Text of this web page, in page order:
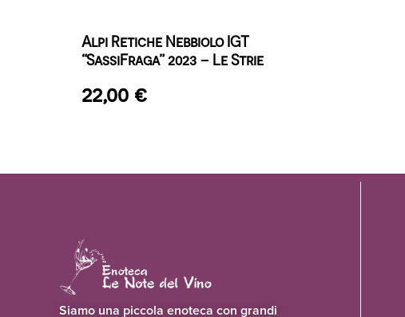
Alpi Retiche Nebbiolo IGT
“SassiFraga” 2023 – Le Strie
22,00 €
Siamo una piccola enoteca con grandi